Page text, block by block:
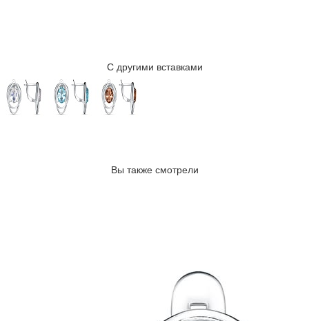
С другими вставками
Вы также смотрели